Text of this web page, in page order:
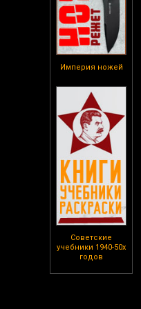
Империя ножей
Советские
учебники 1940-50х
годов